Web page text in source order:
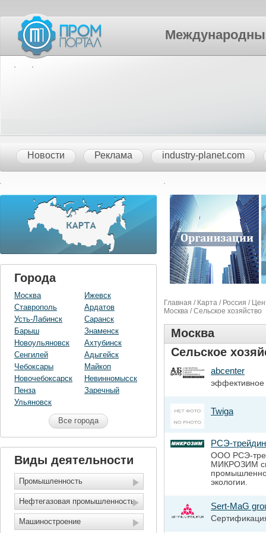
Международный
Новости Реклама industry-planet.com
Города
Москва
Ставрополь
Усть-Лабинск
Барыш
Новоульяновск
Сенгилей
Чебоксары
Новочебоксарск
Пенза
Ульяновск
Ижевск
Ардатов
Саранск
Знаменск
Ахтубинск
Адыгейск
Майкоп
Невинномысск
Заречный
Все города
Виды деятельности
Промышленность
Нефтегазовая промышленность
Машиностроение
Главная / Карта / Россия /
Москва / Сельское хозяйство
Москва
Сельское
abcenter
эффективное
Twiga
РСЭ-
ООО РСЭ-
МИКРОЗИМ
экологии.
Sert-MaG